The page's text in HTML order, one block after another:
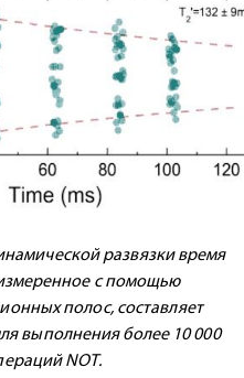
развязки время
с помощью
полос, составляет
выполнения более 10 000
NOT.